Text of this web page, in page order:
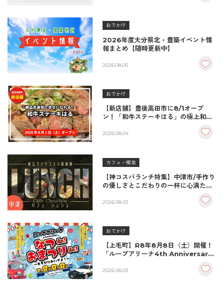
おでかけ
2026年度大分県北・豊築イベント情
報まとめ【随時更新中】
2026.08.05
おでかけ
【新店舗】豊後高田市に8/1オープ
ン！「和牛ステーキはる」の極上和牛
2026.08.04
カフェ・喫茶
【神コスパランチ特集】中津市/手作り
の優しさとこだわりの一杯に心満たさ
『Cafe Chouchou（カフェ・シュ
2026.08.03
おでかけ
【上毛町】R8年8月8日（土）開催！
「ループアリーナ4th Anniversary
でよ～」
2026.08.03